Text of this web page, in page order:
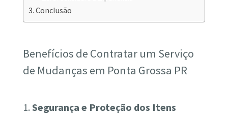
Conclusão
Benefícios de Contratar um Serviço
de Mudanças em Ponta Grossa PR
1. Segurança e Proteção dos Itens